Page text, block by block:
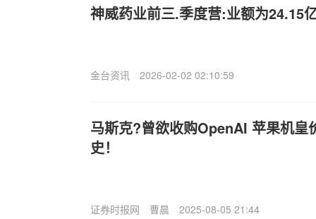
神威药业前三.季度营:业额为24.15
金台资讯 2026-02-02 02:10:59
马斯克?曾欲收购OpenAI 苹果机皇
史！
证券时报网 曹晨 2025-08-05 21:44